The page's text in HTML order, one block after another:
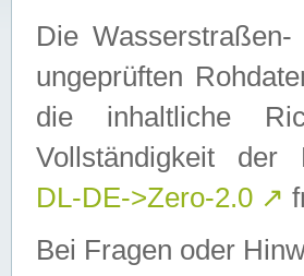
Die
ungeprüften
die inhaltliche
Vollständigkeit
DL-DE->Zero-2.0 ↗
Bei Fragen oder